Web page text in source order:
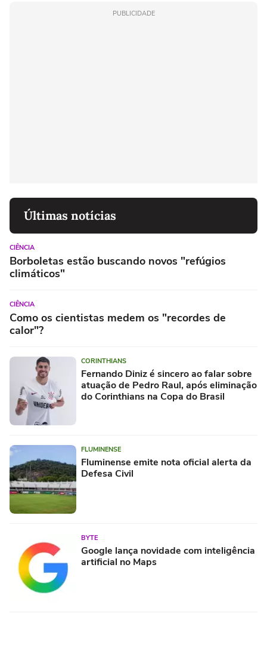
PUBLICIDADE
Últimas notícias
CIÊNCIA
Borboletas estão buscando novos "refúgios
climáticos"
CIÊNCIA
Como os cientistas medem os "recordes de
calor"?
CORINTHIANS
Fernando Diniz é sincero ao falar sobre
atuação de Pedro Raul, após eliminação
do Corinthians na Copa do Brasil
FLUMINENSE
Fluminense emite nota oficial alerta da
Defesa Civil
BYTE
Google lança novidade com inteligência
artificial no Maps